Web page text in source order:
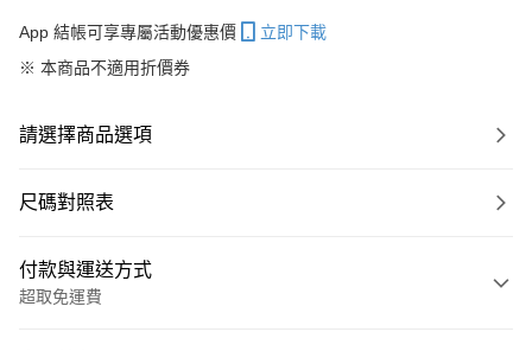
App 結帳可享專屬活動優惠價
立即下載
※ 本商品不適用折價券
請選擇商品選項
尺碼對照表
付款與運送方式
超取免運費